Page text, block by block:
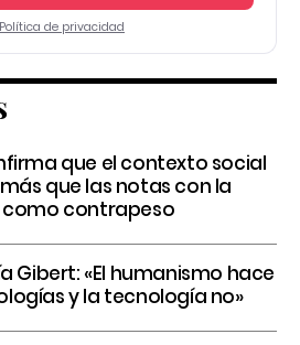
Política de privacidad
que el contexto social
que las notas con la
contrapeso
Gibert: «El humanismo hace
y la tecnología no»